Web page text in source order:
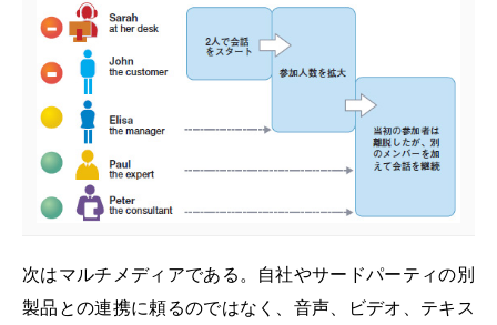
次はマルチメディアである。自社やサードパーティの別
製品との連携に頼るのではなく、音声、ビデオ、テキス